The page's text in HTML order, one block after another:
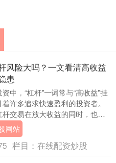
风险大吗？一文看清高收益
患
中，“杠杆”一词常与“高收益”挂
许多追求快速盈利的投资者。
交易在放大收益的同时，也成
险。股票杠杆风险大吗？答案
网站
栏目： 在线配资炒股